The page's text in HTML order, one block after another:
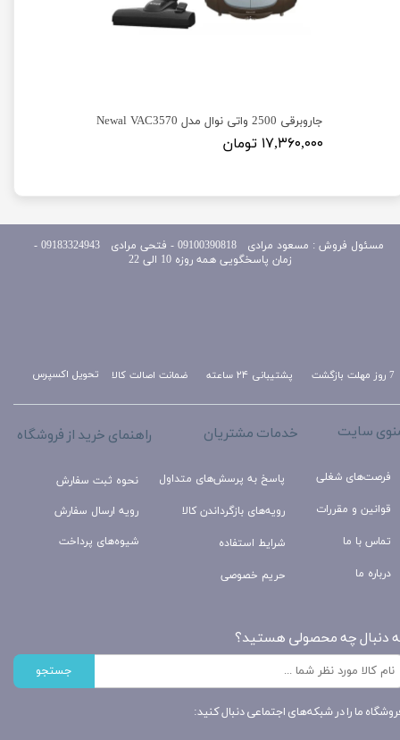
جاروبرقی 2500 واتی نوال مدل Newal VAC3570
۱۷,۳۶۰,۰۰۰ تومان
تحویل اکسپرس پشتیبانی ۲۴ ساعته 7 روز مهلت بازگشت ضمانت اصالت کالا
راهنمای خرید از فروشگاه
نحوه ثبت سفارش
رویه ارسال سفارش
شیوه‌های پرداخت
خدمات مشتریان
پاسخ به پرسش‌های متداول
رویه‌های بازگرداندن کالا
شرایط استفاده
حریم خصوصی
سایت
فرصت‌های شغلی
قوانین و مقررات
تماس با ما
درباره ما
دنبال چه محصولی هستید؟
جستجو
ما را در شبکه‌های اجتماعی دنبال کنید:
مسئول
فروش : مسعود مرادی 09100390818​​​​​​​ ​​​​​​​- فتحی مرادی 09183324943 -
زمان پاسخگویی همه روزه 10 الی 22